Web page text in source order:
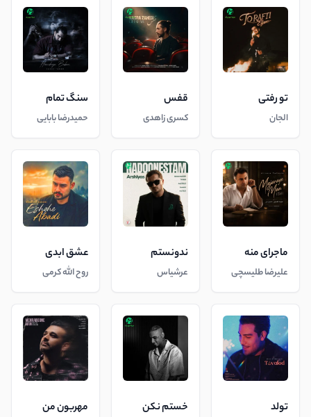
تو رفتی
الجان
قفس
کسری زاهدی
سنگ تمام
حمیدرضا بابایی
ماجرای منه
علیرضا طلیسچی
ندونستم
عرشیاس
عشق ابدی
روح الله کرمی
تولد خستم نکن مهربون من